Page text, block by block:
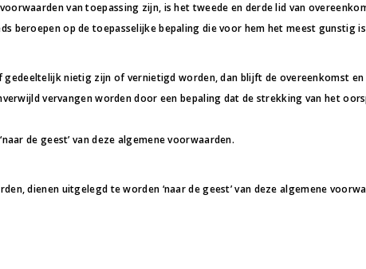
van toepassing zijn, is het tweede en derde lid van
beroepen op de toepasselijke bepaling die voor hem het meest gunstig
nietig zijn of vernietigd worden, dan blijft de overeenkomst en
vervangen worden door een bepaling dat de strekking van het
de geest’ van deze algemene voorwaarden.
dienen uitgelegd te worden ‘naar de geest’ van deze algemene